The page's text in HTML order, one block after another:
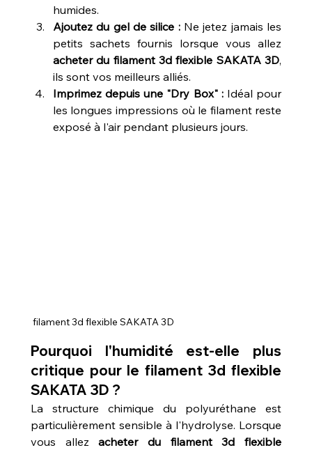
humides.
Ajoutez du gel de silice : Ne jetez jamais les
acheter du filament 3d flexible SAKATA 3D,
ils sont vos meilleurs alliés.
Imprimez depuis une "Dry Box" : Idéal pour
les longues impressions où le filament reste
exposé à l'air pendant plusieurs jours.
filament 3d flexible SAKATA 3D
Pourquoi l'humidité est-elle plus
critique pour le filament 3d flexible
SAKATA 3D ?
La structure chimique du polyuréthane est
particulièrement sensible à l'hydrolyse. Lorsque
vous allez acheter du filament 3d flexible